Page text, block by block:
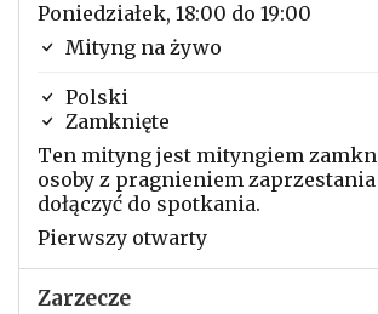
Poniedziałek, 18:00 do 19:00
Mityng na żywo
Polski
Zamknięte
Ten mityng jest mityngiem
osoby z pragnieniem
dołączyć do spotkania.
Pierwszy otwarty
Zarzecze